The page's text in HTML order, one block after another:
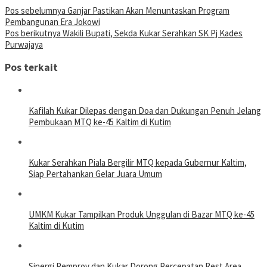
Pos sebelumnya Ganjar Pastikan Akan Menuntaskan Program
Pembangunan Era Jokowi
Pos berikutnya Wakili Bupati, Sekda Kukar Serahkan SK Pj Kades
Purwajaya
Pos terkait
Kafilah Kukar Dilepas dengan Doa dan Dukungan Penuh Jelang
Pembukaan MTQ ke-45 Kaltim di Kutim
Kukar Serahkan Piala Bergilir MTQ kepada Gubernur Kaltim,
Siap Pertahankan Gelar Juara Umum
UMKM Kukar Tampilkan Produk Unggulan di Bazar MTQ ke-45
Kaltim di Kutim